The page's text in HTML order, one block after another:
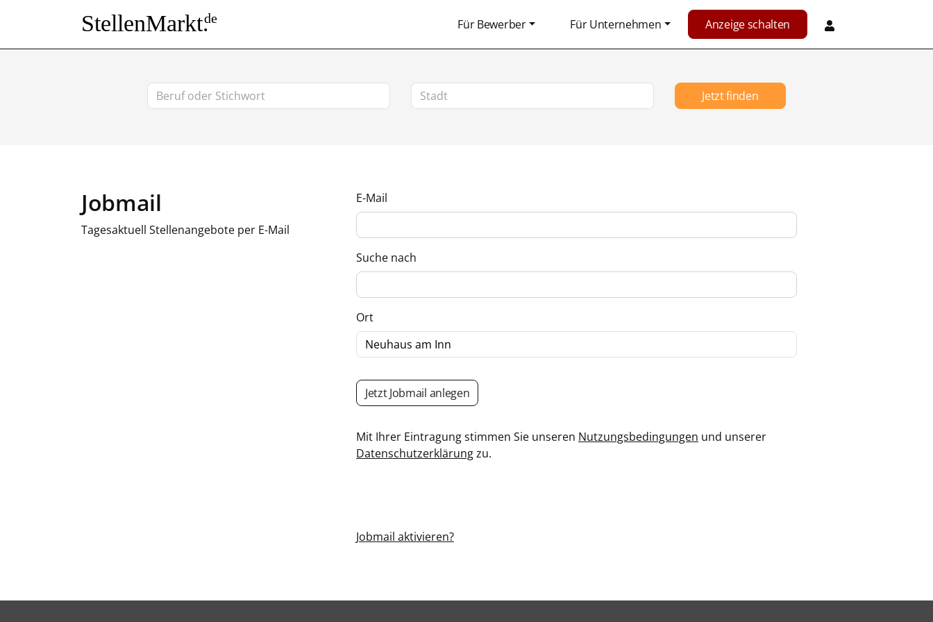
StellenMarkt.de Für Bewerber Für Unternehmen Anzeige schalten
Jetzt finden
Jobmail
Tagesaktuell Stellenangebote per E-Mail
E-Mail
Suche nach
Ort
Jetzt Jobmail anlegen
Mit Ihrer Eintragung stimmen Sie unseren Nutzungsbedingungen und unserer
Datenschutzerklärungzu.
Jobmail aktivieren?